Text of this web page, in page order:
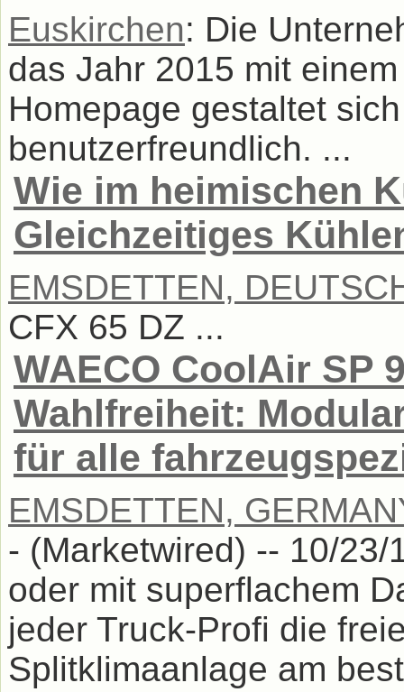
Euskirchen: Die
das Jahr 2015 mit
Homepage gestaltet
benutzerfreundlich. ...
Wie im heimischen
Gleichzeitiges
EMSDETTEN,
CFX 65 DZ ...
WAECO CoolAir SP
Wahlfreiheit:
für alle
EMSDETTEN,
- (Marketwired) -- 10/23/
oder mit superflachem
jeder Truck-Profi die
Splitklimaanlage am